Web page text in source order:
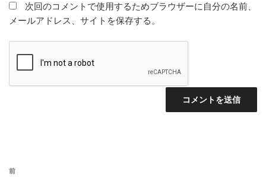
次回のコメントで使用するためブラウザーに自分の名前、
メールアドレス、サイトを保存する。
投
前
前